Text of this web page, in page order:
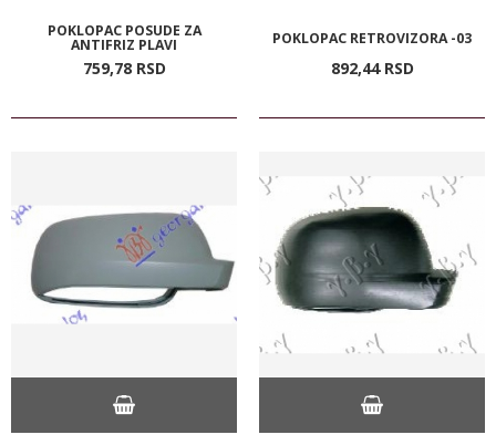
POKLOPAC POSUDE ZA
ANTIFRIZ PLAVI
759,78 RSD
POKLOPAC RETROVIZORA -03
892,44 RSD